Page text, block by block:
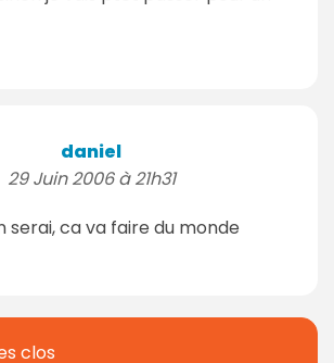
daniel
29 Juin 2006 à 21h31
serai, ca va faire du monde
clos